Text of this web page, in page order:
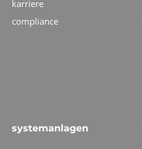
karriere
compliance
systemanlagen